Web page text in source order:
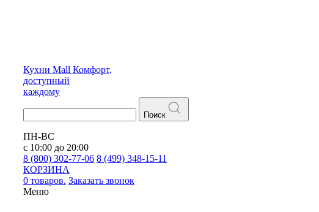
Кухни Mall Комфорт,
доступный
каждому
Поиск
ПН-ВС
с 10:00 до 20:00
8 (800) 302-77-06 8 (499) 348-15-11
КОРЗИНА
0 товаров. Заказать звонок
Меню